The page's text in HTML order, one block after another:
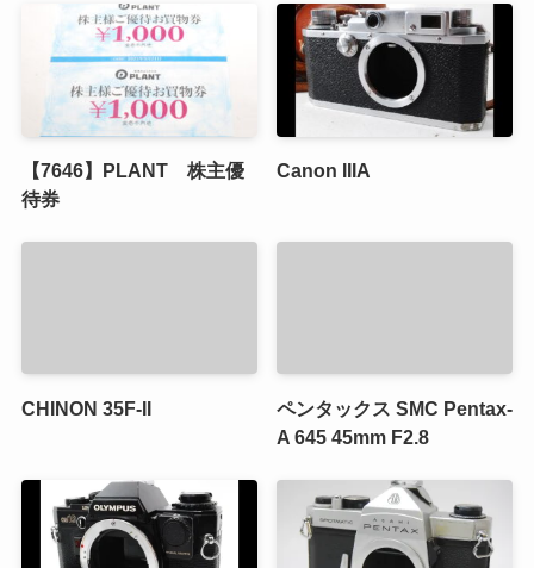
【7646】PLANT 株主優
待券
Canon IIIA
CHINON 35F-II
ペンタックス SMC Pentax-
A 645 45mm F2.8